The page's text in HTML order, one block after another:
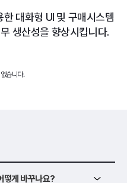
대화형 UI 및 구매시스템
생산성을 향상시킵니다.
습니다.
떻게 바꾸나요?